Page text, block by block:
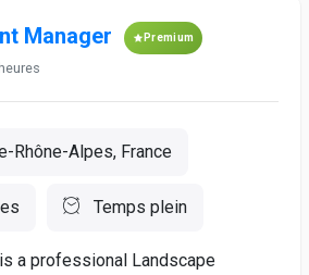
Manager Premium
Rhône-Alpes, France
Temps plein
a professional Landscape